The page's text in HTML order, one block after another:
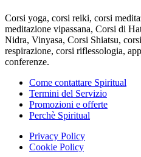
Corsi yoga, corsi reiki, corsi
meditazione vipassana, Corsi di
Nidra, Vinyasa, Corsi Shiatsu,
respirazione, corsi riflessologia,
conferenze.
Come contattare Spiritual
Termini del Servizio
Promozioni e offerte
Perchè Spiritual
Privacy Policy
Cookie Policy